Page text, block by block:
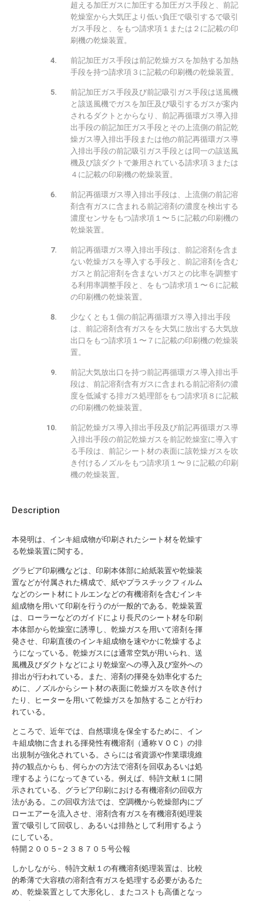
Description
本発明は、インキ組成物が印刷されたシート材を乾燥す
る乾燥装置に関する。
グラビア印刷機などは、印刷本体部に給紙装置や乾燥装
置などが付属された構成で、紙やプラスチックフィルム
などのシート材にトルエンなどの有機溶剤を含むインキ
組成物を用いて印刷を行うのが一般的である。乾燥装置
は、ローラーなどのガイドにより長尺のシート材を印刷
本体部から乾燥室に誘導し、乾燥ガスを用いて溶剤を揮
発させ、印刷直後のインキ組成物を速やかに乾燥するよ
うになっている。乾燥ガスには通常空気が用いられ、送
風機及びダクトなどにより乾燥室への導入及び室外への
排出が行われている。また、溶剤の揮発を効率化するた
めに、ノズルからシート材の表面に乾燥ガスを吹き付け
たり、ヒーターを用いて乾燥ガスを加熱することが行わ
れている。
ところで、近年では、自然環境を保全するために、イン
キ組成物に含まれる揮発性有機溶剤（通称ＶＯＣ）の排
出規制が強化されている。さらには省資源や作業環境維
持の観点からも、何らかの方法で溶剤を回収あるいは処
理するようになってきている。例えば、特許文献１に開
示されている、グラビア印刷における有機溶剤の回収方
法がある。この回収方法では、空調機から乾燥部内にブ
ローエアーを流入させ、溶剤含有ガスを有機溶剤処理装
置で吸引して回収し、あるいは排熱として利用するよう
にしている。
特開２００５−２３８７０５号公報
しかしながら、特許文献１の有機溶剤処理装置は、比較
的希薄で大容積の溶剤含有ガスを処理する必要があるた
め、乾燥装置として大形化し、またコストも高価となっ
超える加圧ガスに加圧する加圧ガス手段と、前記
乾燥室から大気圧より低い負圧で吸引するで吸引
ガス手段と、をもつ請求項１または２に記載の印
刷機の乾燥装置。
前記加圧ガス手段は前記乾燥ガスを加熱する加熱
手段を持つ請求項３に記載の印刷機の乾燥装置。
前記加圧ガス手段及び前記吸引ガス手段は送風機
と該送風機でガスを加圧及び吸引するガスが案内
されるダクトとからなり、前記再循環ガス導入排
出手段の前記加圧ガス手段とその上流側の前記乾
燥ガス導入排出手段または他の前記再循環ガス導
入排出手段の前記吸引ガス手段とは同一の該送風
機及び該ダクトで兼用されている請求項３または
４に記載の印刷機の乾燥装置。
前記再循環ガス導入排出手段は、上流側の前記溶
剤含有ガスに含まれる前記溶剤の濃度を検出する
濃度センサをもつ請求項１〜５に記載の印刷機の
乾燥装置。
前記再循環ガス導入排出手段は、前記溶剤を含ま
ない乾燥ガスを導入する手段と、前記溶剤を含む
ガスと前記溶剤を含まないガスとの比率を調整す
る利用率調整手段と、をもつ請求項１〜６に記載
の印刷機の乾燥装置。
少なくとも１個の前記再循環ガス導入排出手段
は、前記溶剤含有ガスをを大気に放出する大気放
出口をもつ請求項１〜７に記載の印刷機の乾燥装
置。
前記大気放出口を持つ前記再循環ガス導入排出手
段は、前記溶剤含有ガスに含まれる前記溶剤の濃
度を低減する排ガス処理部をもつ請求項８に記載
の印刷機の乾燥装置。
前記乾燥ガス導入排出手段及び前記再循環ガス導
入排出手段の前記乾燥ガスを前記乾燥室に導入す
る手段は、前記シート材の表面に該乾燥ガスを吹
き付けるノズルをもつ請求項１〜９に記載の印刷
機の乾燥装置。